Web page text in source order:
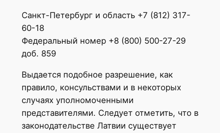
Санкт-Петербург и область +7 (812) 317-
60-18
Федеральный номер +8 (800) 500-27-29
доб. 859
Выдается подобное разрешение, как
правило, консульствами и в некоторых
случаях уполномоченными
представителями. Следует отметить, что в
законодательстве Латвии существует